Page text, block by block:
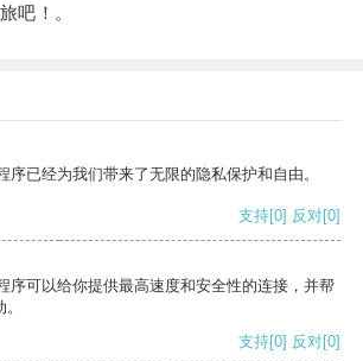
吧！。
序已经为我们带来了无限的隐私保护和自由。
支持[0] 反对[0]
序可以给你提供最高速度和安全性的连接，并帮
支持[0] 反对[0]